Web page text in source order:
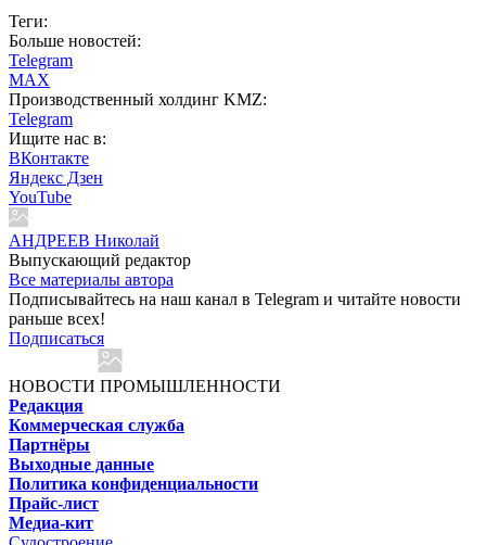
Теги:
Больше новостей:
Telegram
MAX
Производственный холдинг KMZ:
Telegram
Ищите нас в:
ВКонтакте
Яндекс Дзен
YouTube
АНДРЕЕВ Николай
Выпускающий редактор
Все материалы автора
Подписывайтесь на наш канал в Telegram и читайте новости
раньше всех!
Подписаться
НОВОСТИ ПРОМЫШЛЕННОСТИ
Редакция
Коммерческая служба
Партнёры
Выходные данные
Политика конфиденциальности
Прайс-лист
Медиа-кит